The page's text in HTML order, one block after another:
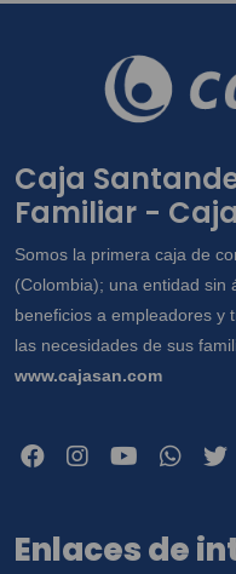
Caja
Familiar -
Somos la primera caja de
(Colombia); una entidad sin
beneficios a empleadores y
las necesidades de sus
www.cajasan.com
Enlaces de